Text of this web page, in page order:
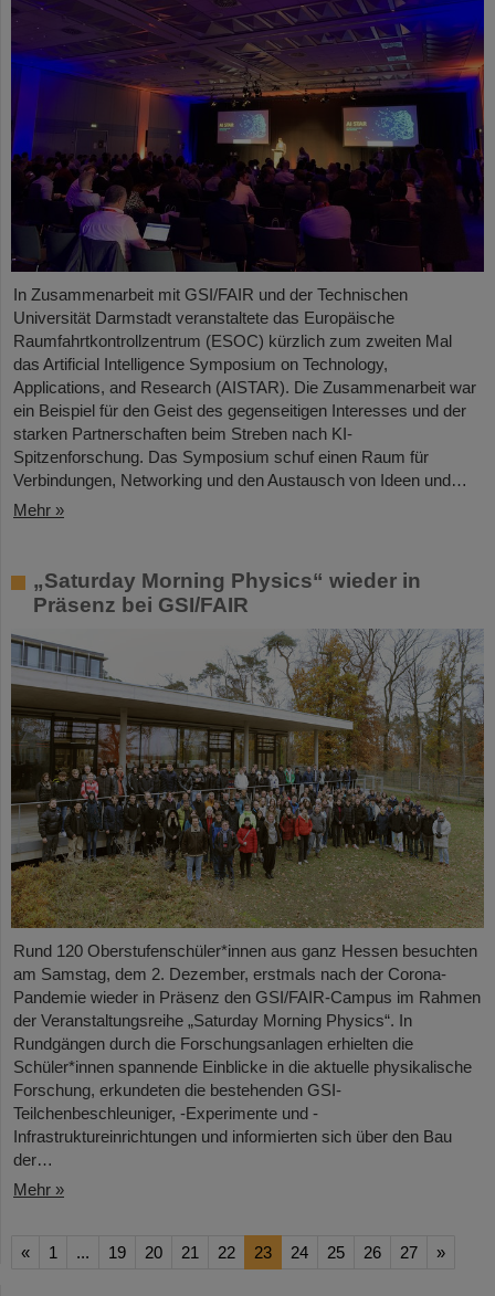
In Zusammenarbeit mit GSI/FAIR und der Technischen
Universität Darmstadt veranstaltete das Europäische
Raumfahrtkontrollzentrum (ESOC) kürzlich zum zweiten Mal
das Artificial Intelligence Symposium on Technology,
Applications, and Research (AISTAR). Die Zusammenarbeit war
ein Beispiel für den Geist des gegenseitigen Interesses und der
starken Partnerschaften beim Streben nach KI-
Spitzenforschung. Das Symposium schuf einen Raum für
Verbindungen, Networking und den Austausch von Ideen und…
Mehr »
„Saturday Morning Physics“ wieder in
Präsenz bei GSI/FAIR
Rund 120 Oberstufenschüler*innen aus ganz Hessen besuchten
am Samstag, dem 2. Dezember, erstmals nach der Corona-
Pandemie wieder in Präsenz den GSI/FAIR-Campus im Rahmen
der Veranstaltungsreihe „Saturday Morning Physics“. In
Rundgängen durch die Forschungsanlagen erhielten die
Schüler*innen spannende Einblicke in die aktuelle physikalische
Forschung, erkundeten die bestehenden GSI-
Teilchenbeschleuniger, -Experimente und -
Infrastruktureinrichtungen und informierten sich über den Bau
der…
Mehr »
« 1 ... 19 20 21 22 23 24 25 26 27 »